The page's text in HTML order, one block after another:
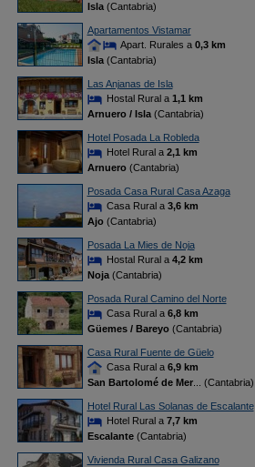
Isla(Cantabria)
Apartamentos Vistamar
Apart. Rurales a 0,3 km
Isla(Cantabria)
Las Anjanas de Isla
Hostal Rural a 1,1 km
Arnuero / Isla(Cantabria)
Hotel Posada La Robleda
Hotel Rural a 2,1 km
Arnuero(Cantabria)
Posada Casa Rural Casa Azaga
Casa Rural a 3,6 km
Ajo(Cantabria)
Posada La Mies de Noja
Hostal Rural a 4,2 km
Noja(Cantabria)
Posada Rural Camino del Norte
Casa Rural a 6,8 km
Güemes / Bareyo(Cantabria)
Casa Rural Fuente de Güelo
Casa Rural a 6,9 km
San Bartolomé de Mer... (Cantabria)
Hotel Rural Las Solanas de Escalante
Hotel Rural a 7,7 km
Escalante(Cantabria)
Vivienda Rural Casa Galizano